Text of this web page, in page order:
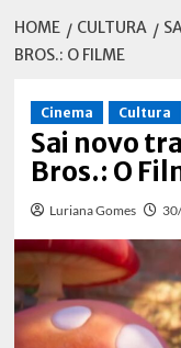
HOME CULTURA
BROS.: O FILME
Cinema Cultura
Sai novo
Bros.: O
Luriana Gomes